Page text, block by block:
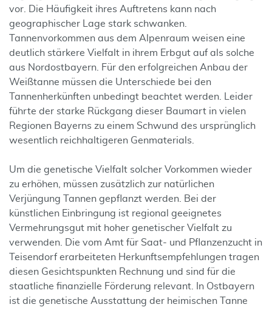
vor. Die Häufigkeit ihres Auftretens kann nach
geographischer Lage stark schwanken.
Tannenvorkommen aus dem Alpenraum weisen eine
deutlich stärkere Vielfalt in ihrem Erbgut auf als solche
aus Nordostbayern. Für den erfolgreichen Anbau der
Weißtanne müssen die Unterschiede bei den
Tannenherkünften unbedingt beachtet werden. Leider
führte der starke Rückgang dieser Baumart in vielen
Regionen Bayerns zu einem Schwund des ursprünglich
wesentlich reichhaltigeren Genmaterials.
Um die genetische Vielfalt solcher Vorkommen wieder
zu erhöhen, müssen zusätzlich zur natürlichen
Verjüngung Tannen gepflanzt werden. Bei der
künstlichen Einbringung ist regional geeignetes
Vermehrungsgut mit hoher genetischer Vielfalt zu
verwenden. Die vom Amt für Saat- und Pflanzenzucht in
Teisendorf erarbeiteten Herkunftsempfehlungen tragen
diesen Gesichtspunkten Rechnung und sind für die
staatliche finanzielle Förderung relevant. In Ostbayern
ist die genetische Ausstattung der heimischen Tanne